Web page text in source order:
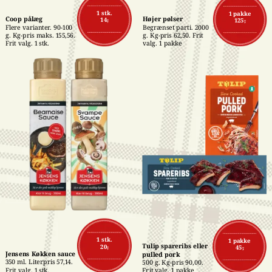
1 stk.
14,-
Coop pålæg
Flere varianter. 90-100
g. Kg-pris maks. 155,56.
Frit valg. 1 stk.
1 pakke
125,-
Højer pølser
Begrænset parti. 2000
g. Kg-pris 62,50. Frit
valg. 1 pakke
1 stk.
20,-
Jensens Køkken sauce
350 ml. Literpris 57,14.
Frit valg. 1 stk.
1 pakke
45,-
Tulip spareribs eller
pulled pork
500 g. Kg-pris 90,00.